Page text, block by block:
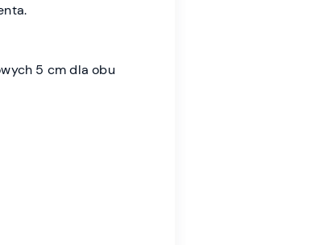
5 cm dla obu